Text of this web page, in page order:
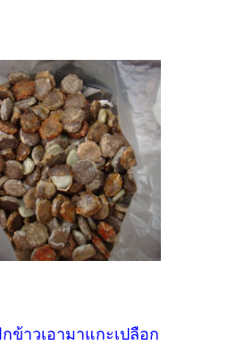
ข้าวเอามาแกะเปลือก